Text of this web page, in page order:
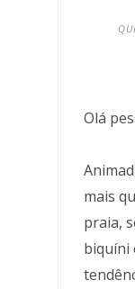
Olá
mais
praia,
biquíni